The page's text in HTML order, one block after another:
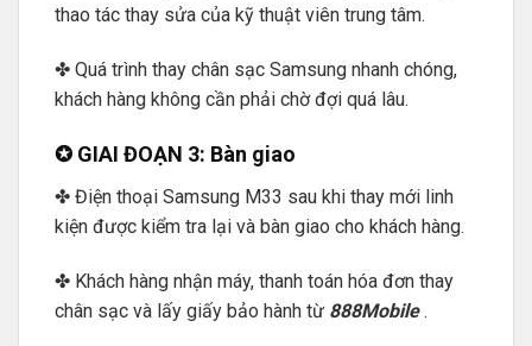
thao tác thay sửa của kỹ thuật viên trung tâm.
✤ Quá trình thay chân sạc Samsung nhanh chóng,
khách hàng không cần phải chờ đợi quá lâu.
✪ GIAI ĐOẠN 3: Bàn giao
✤ Điện thoại Samsung M33 sau khi thay mới linh
kiện được kiểm tra lại và bàn giao cho khách hàng.
✤ Khách hàng nhận máy, thanh toán hóa đơn thay
chân sạc và lấy giấy bảo hành từ 888Mobile.